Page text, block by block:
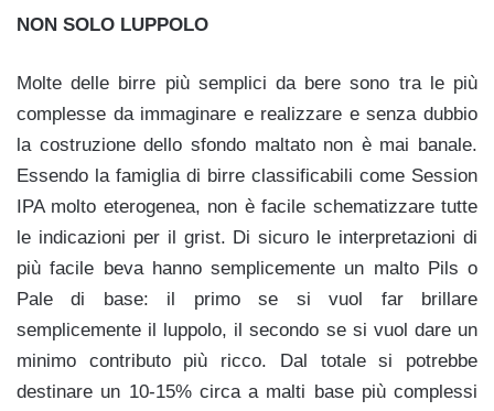
NON SOLO LUPPOLO
Molte delle birre più semplici da bere sono tra le più
complesse da immaginare e realizzare e senza dubbio
la costruzione dello sfondo maltato non è mai banale.
Essendo la famiglia di birre classificabili come Session
IPA molto eterogenea, non è facile schematizzare tutte
le indicazioni per il grist. Di sicuro le interpretazioni di
più facile beva hanno semplicemente un malto Pils o
Pale di base: il primo se si vuol far brillare
semplicemente il luppolo, il secondo se si vuol dare un
minimo contributo più ricco. Dal totale si potrebbe
destinare un 10-15% circa a malti base più complessi